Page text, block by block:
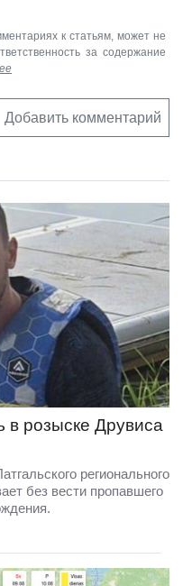
к статьям, может не
за содержание
Добавить комментарий
в розыске Друвиса
регионального
без вести пропавшего